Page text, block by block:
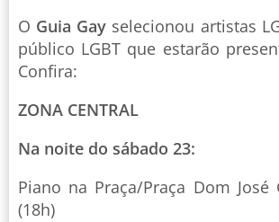
O Guia Gay selecionou artistas
público LGBT que estarão
Confira:
ZONA CENTRAL
Na noite do sábado 23:
Piano na Praça/Praça Dom José
(18h)